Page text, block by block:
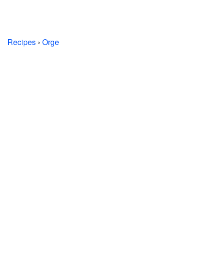
Recipes › Orge